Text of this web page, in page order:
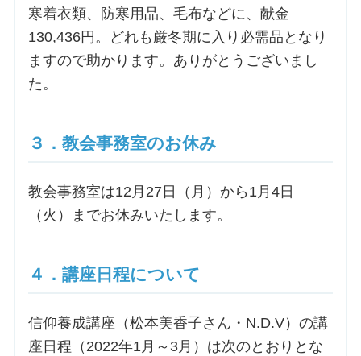
寒着衣類、防寒用品、毛布などに、献金
130,436円。どれも厳冬期に入り必需品となり
ますので助かります。ありがとうございまし
た。
３．教会事務室のお休み
教会事務室は12月27日（月）から1月4日
（火）までお休みいたします。
４．講座日程について
信仰養成講座（松本美香子さん・N.D.V）の講
座日程（2022年1月～3月）は次のとおりとな